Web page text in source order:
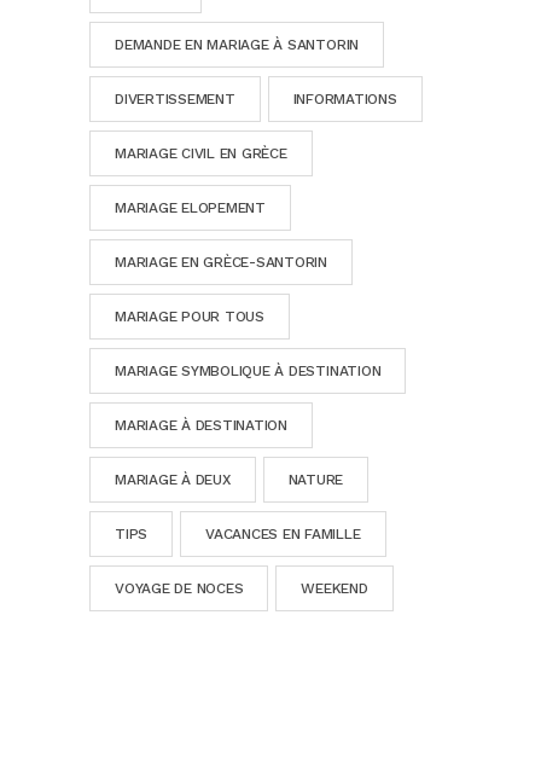
DEMANDE EN MARIAGE À SANTORIN
DIVERTISSEMENT INFORMATIONS
MARIAGE CIVIL EN GRÈCE
MARIAGE ELOPEMENT
MARIAGE EN GRÈCE-SANTORIN
MARIAGE POUR TOUS
MARIAGE SYMBOLIQUE À DESTINATION
MARIAGE À DESTINATION
MARIAGE À DEUX NATURE
TIPS VACANCES EN FAMILLE
VOYAGE DE NOCES WEEKEND